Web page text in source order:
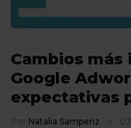
Cambios
Google
expectativas
Por Natalia Samperiz